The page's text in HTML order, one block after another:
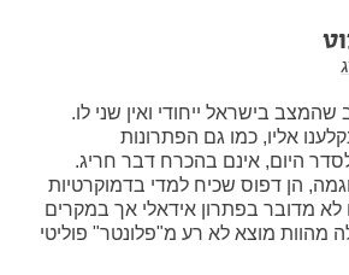
שהמצב בישראל ייחודי ואין שני לו.
אליו, כמו גם הפתרונות
היום, אינם בהכרח דבר חריג.
הן דפוס שכיח למדי בדמוקרטיות
מדובר בפתרון אידאלי אך במקרים
מהוות מוצא לא רע מ"פלונטר" פוליטי